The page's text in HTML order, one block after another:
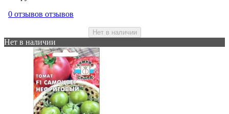
0 отзывов отзывов
Нет в наличии
Нет в наличии